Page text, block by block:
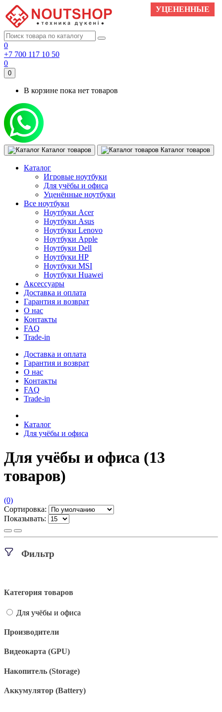
0
+7 700 117 10 50
0
0
В корзине пока нет товаров
Каталог товаров Каталог товаров
Каталог
Игровые ноутбуки
Для учёбы и офиса
Уценённые ноутбуки
Все ноутбуки
Ноутбуки Acer
Ноутбуки Asus
Ноутбуки Lenovo
Ноутбуки Apple
Ноутбуки Dell
Ноутбуки HP
Ноутбуки MSI
Ноутбуки Huawei
Аксессуары
Доставка и оплата
Гарантия и возврат
О нас
Контакты
FAQ
Trade-in
Доставка и оплата
Гарантия и возврат
О нас
Контакты
FAQ
Trade-in
Каталог
Для учёбы и офиса
Для учёбы и офиса (13
товаров)
(0)
Сортировка:
Показывать:
Фильтр
Категория товаров
Для учёбы и офиса
Производители
Видеокарта (GPU)
Накопитель (Storage)
Аккумулятор (Battery)
УЦЕНЕННЫЕ